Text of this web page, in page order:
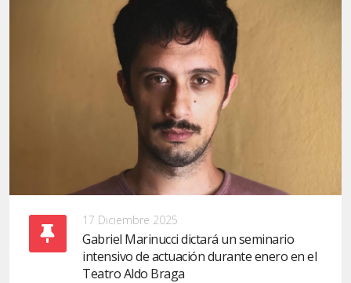
17 Diciembre 2025
Gabriel Marinucci dictará un seminario
intensivo de actuación durante enero en el
Teatro Aldo Braga